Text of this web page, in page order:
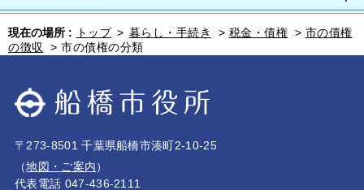
現在の場所 : トップ > 暮らし・手続き > 税金・債権 > 市の債権
の徴収
> 市の債権の分類
〒273-8501 千葉県船橋市湊町2-10-25
（地図・ご案内）
代表電話 047-436-2111